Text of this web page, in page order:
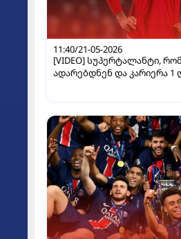
11:40/21-05-2026
[VIDEO] სუპერტალანტი,
ადარებდნენ და კარიერა 1